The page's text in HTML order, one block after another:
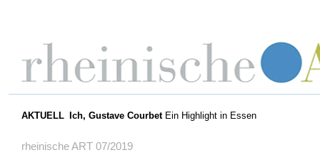
AKTUELL Ich, Gustave CourbetEin Highlight in Essen
rheinische ART 07/2019